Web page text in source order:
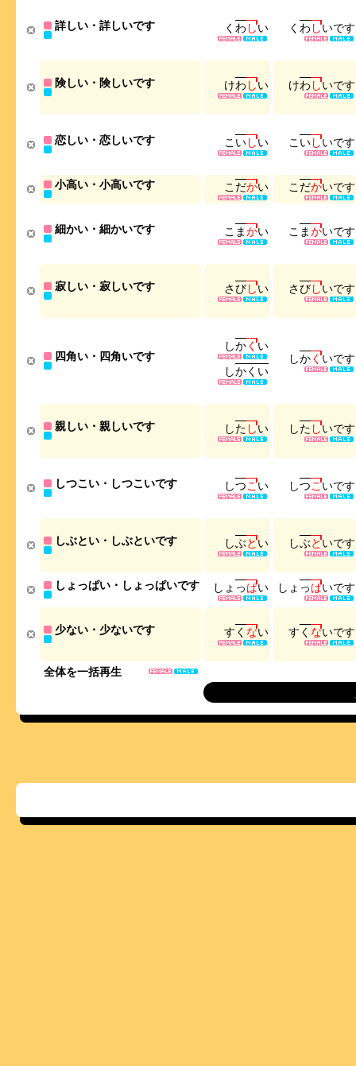
全体を一括再生
詳しい・詳しいです く わ しい く わ しいです
険しい・険しいです けわ しい けわ しいです
恋しい・恋しいです こ いしい こ いしいです
小高い・小高いです こ だかい こ だかいです
細かい・細かいです こ まかい こ まかいです
寂しい・寂しいです さびしい さびしいです
四角い・四角いです
しかくい
しかく い
しかくいです
親しい・親しいです した しい した しいです
しつこい・しつこいです しつこい しつこいです
しぶとい・しぶといです しぶとい しぶといです
しょっぱい・しょっぱいです し ょ っぱい し ょ っぱいです
少ない・少ないです す く ない す く ないです